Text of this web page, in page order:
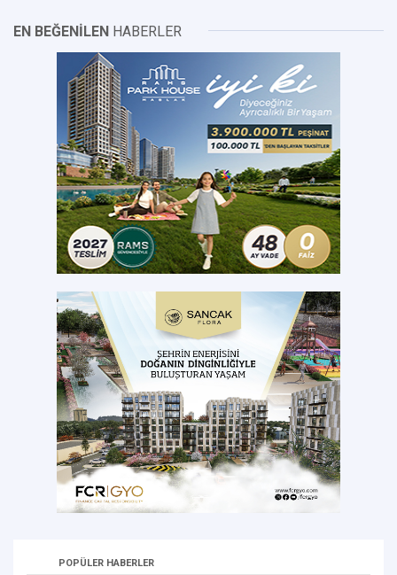
EN BEĞENİLEN HABERLER
POPÜLER HABERLER